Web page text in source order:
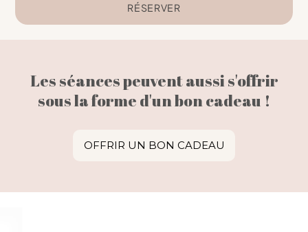
RÉSERVER
Les séances peuvent aussi s'offrir
sous la forme d'un bon cadeau !
OFFRIR UN BON CADEAU